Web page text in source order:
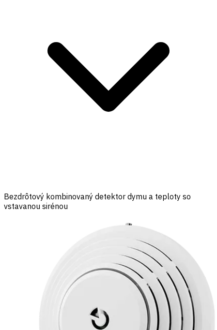
Bezdrôtový kombinovaný detektor dymu a teploty so
vstavanou sirénou